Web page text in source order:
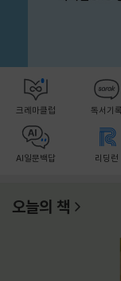
크레마클럽 독서기록
AI일문백답 리딩런
오늘의 책